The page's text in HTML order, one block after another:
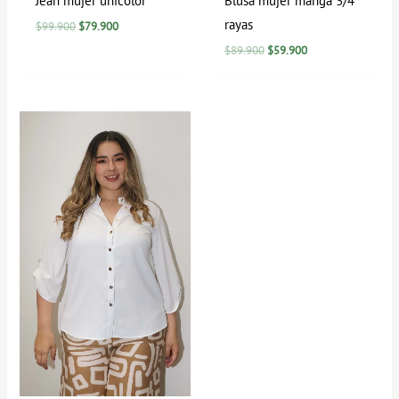
$99.900 $79.900
rayas
$89.900 $59.900